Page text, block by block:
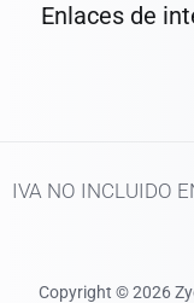
Enlaces de
Copyright © 2026
IVA NO INCLUIDO